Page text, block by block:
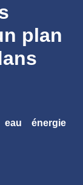
plan
eau énergie